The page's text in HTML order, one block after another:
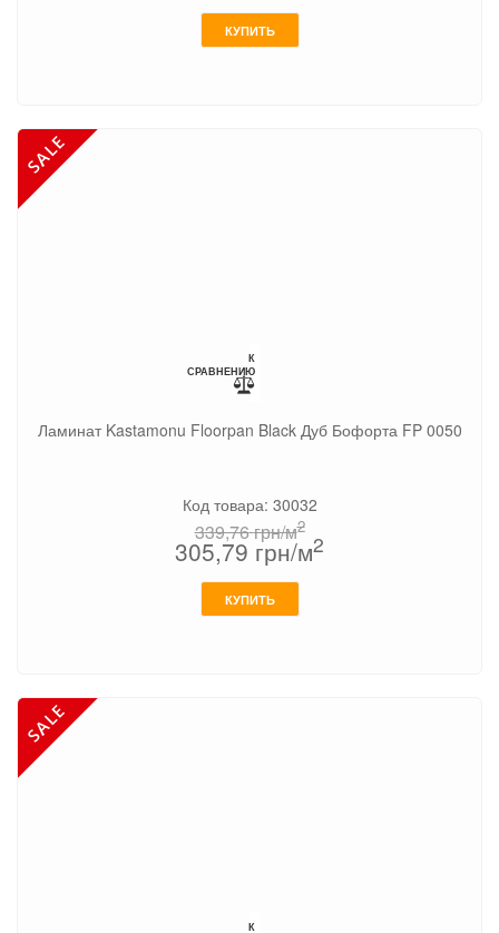
КУПИТЬ
К
СРАВНЕНИЮ
Ламинат Kastamonu Floorpan Black Дуб Бофорта FP 0050
Код товара: 30032
339,76грн/м2
305,79 грн/м2
КУПИТЬ
К